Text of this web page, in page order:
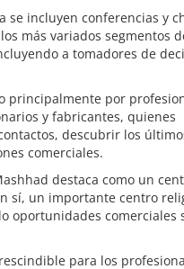
se incluyen conferencias y
más variados segmentos
a tomadores de
principalmente por
y fabricantes, quienes
descubrir los
comerciales.
destaca como un
sí, un importante centro
oportunidades comerciales
para los